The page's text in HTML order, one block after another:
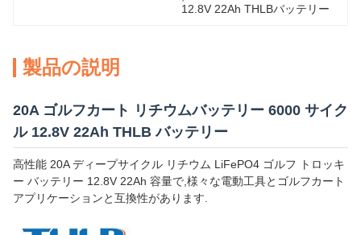
12.8V 22Ah THLBバッテリー
製品の説明
20A ゴルフカート リチウムバッテリー 6000 サイク
ル 12.8V 22Ah THLB バッテリー
高性能 20A ディープサイクル リチウム LiFePO4 ゴルフ トロッキ
ー バッテリー 12.8V 22Ah 容量で,様々な電動工具とゴルフカート
アプリケーションと互換性があります.